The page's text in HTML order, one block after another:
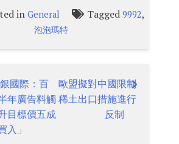
inGeneral Tagged9992,
泡泡瑪特
國際：百
年廣告料觸
標價五成
入」
歐盟擬對中國限制
稀土出口措施進行
反制